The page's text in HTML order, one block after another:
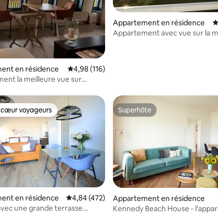
base de 275 commentaires : 4,93 sur 5
en résidence Évaluation moyenne sur la base de 116
4,98 (116)
la meilleure vue sur
Appartement en résidence
Appartement avec vue sur la
la base de 181 commentaires : 4,9 sur 5
voyageurs
voyageurs
en résidence Évaluation moyenne sur la base de 472
4,84 (472)
une grande terrasse
Superhôte
Superhôte
Appartement en résidence
Kennedy Beach House -